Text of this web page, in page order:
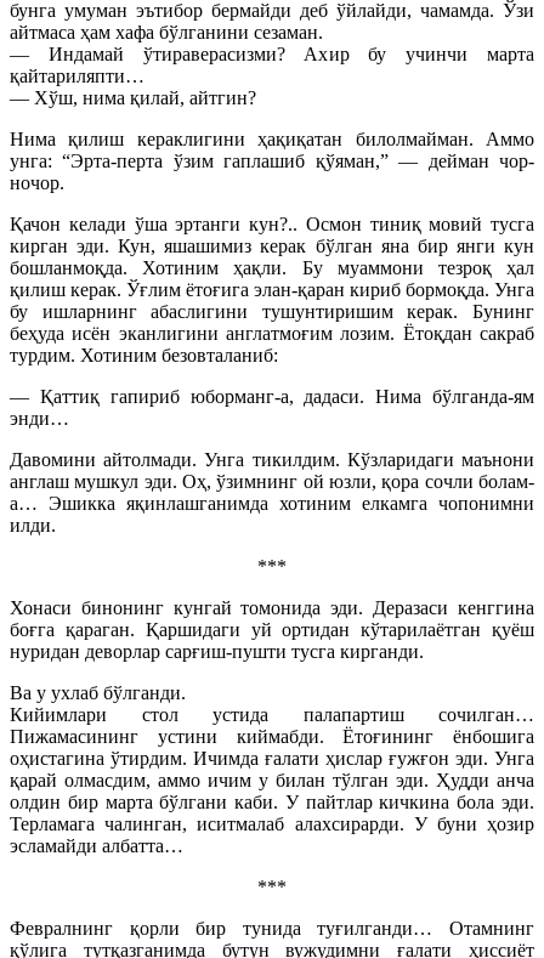
бунга умуман эътибор бермайди деб ўйлайди, чамамда. Ўзи
айтмаса ҳам хафа бўлганини сезаман.
— Индамай ўтираверасизми? Ахир бу учинчи марта
қайтариляпти…
— Хўш, нима қилай, айтгин?
Нима қилиш кераклигини ҳақиқатан билолмайман. Аммо
унга: “Эрта-перта ўзим гаплашиб қўяман,” — дейман чор-
ночор.
Қачон келади ўша эртанги кун?.. Осмон тиниқ мовий тусга
кирган эди. Кун, яшашимиз керак бўлган яна бир янги кун
бошланмоқда. Хотиним ҳақли. Бу муаммони тезроқ ҳал
қилиш керак. Ўғлим ётоғига элан-қаран кириб бормоқда. Унга
бу ишларнинг абаслигини тушунтиришим керак. Бунинг
беҳуда исён эканлигини англатмоғим лозим. Ётоқдан сакраб
турдим. Хотиним безовталаниб:
— Қаттиқ гапириб юборманг-а, дадаси. Нима бўлганда-ям
энди…
Давомини айтолмади. Унга тикилдим. Кўзларидаги маънони
англаш мушкул эди. Оҳ, ўзимнинг ой юзли, қора сочли болам-
а… Эшикка яқинлашганимда хотиним елкамга чопонимни
илди.
***
Хонаси бинонинг кунгай томонида эди. Деразаси кенггина
боғга қараган. Қаршидаги уй ортидан кўтарилаётган қуёш
нуридан деворлар сарғиш-пушти тусга кирганди.
Ва у ухлаб бўлганди.
Кийимлари стол устида палапартиш сочилган…
Пижамасининг устини киймабди. Ётоғининг ёнбошига
оҳистагина ўтирдим. Ичимда ғалати ҳислар ғужғон эди. Унга
қарай олмасдим, аммо ичим у билан тўлган эди. Ҳудди анча
олдин бир марта бўлгани каби. У пайтлар кичкина бола эди.
Терламага чалинган, иситмалаб алахсирарди. У буни ҳозир
эсламайди албатта…
***
Февралнинг қорли бир тунида туғилганди… Отамнинг
қўлига тутқазганимда бутун вужудимни ғалати ҳиссиёт